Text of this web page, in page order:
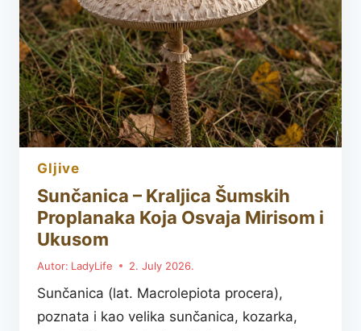
IZ
RERNE
KOJI
OSVAJA
NA
PRVI
ZALOGAJ
gljive
Sunčanica – Kraljica Šumskih
Proplanaka Koja Osvaja Mirisom i
Ukusom
Autor: LadyLife 2. July 2026.
Sunčanica (lat. Macrolepiota procera),
poznata i kao velika sunčanica, kozarka,